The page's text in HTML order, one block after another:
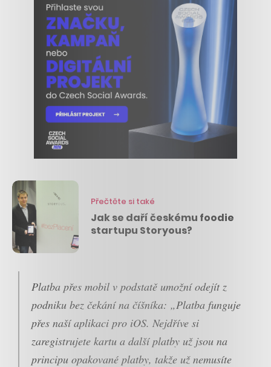
Přečtěte si také
Jak se daří českému foodie
startupu Storyous?
Platba přes mobil v podstatě umožní odejít z
podniku bez čekání na číšníka: „Platba funguje
přes naší aplikaci pro iOS. Nejdříve si
zaregistrujete kartu a další platby už jsou na
principu opakované platby, takže už nemusíte